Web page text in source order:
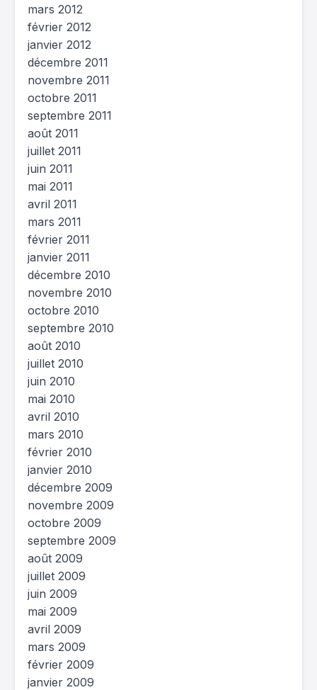
mars 2012
février 2012
janvier 2012
décembre 2011
novembre 2011
octobre 2011
septembre 2011
août 2011
juillet 2011
juin 2011
mai 2011
avril 2011
mars 2011
février 2011
janvier 2011
décembre 2010
novembre 2010
octobre 2010
septembre 2010
août 2010
juillet 2010
juin 2010
mai 2010
avril 2010
mars 2010
février 2010
janvier 2010
décembre 2009
novembre 2009
octobre 2009
septembre 2009
août 2009
juillet 2009
juin 2009
mai 2009
avril 2009
mars 2009
février 2009
janvier 2009